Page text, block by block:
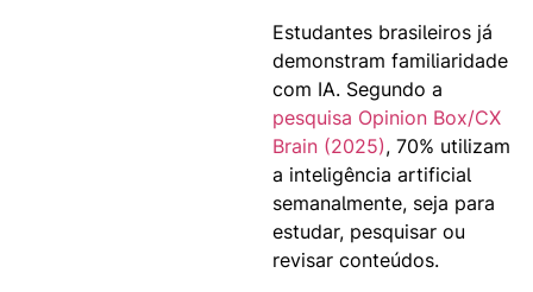
Estudantes brasileiros já
demonstram familiaridade
com IA. Segundo a
pesquisa Opinion Box/CX
Brain (2025), 70% utilizam
a inteligência artificial
semanalmente, seja para
estudar, pesquisar ou
revisar conteúdos.